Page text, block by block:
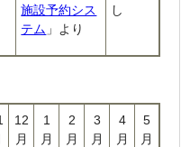
施設予約シス
テム 」より
し
12
月
1
月
2
月
3
月
4
月
5
月